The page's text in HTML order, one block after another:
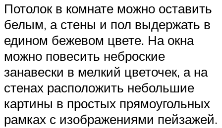
Потолок в комнате можно оставить
белым, а стены и пол выдержать в
едином бежевом цвете. На окна
можно повесить неброские
занавески в мелкий цветочек, а на
стенах расположить небольшие
картины в простых прямоугольных
рамках с изображениями пейзажей.